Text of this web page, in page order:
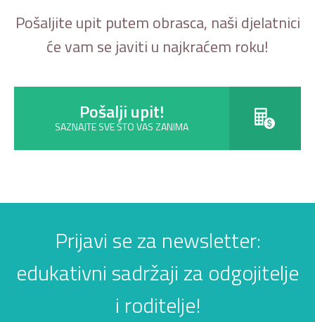
Pošaljite upit putem obrasca, naši djelatnici
će vam se javiti u najkraćem roku!
Pošalji upit!
SAZNAJTE SVE ŠTO VAS ZANIMA
Prijavi se za newsletter:
edukativni sadržaji za odgojitelje
i roditelje!